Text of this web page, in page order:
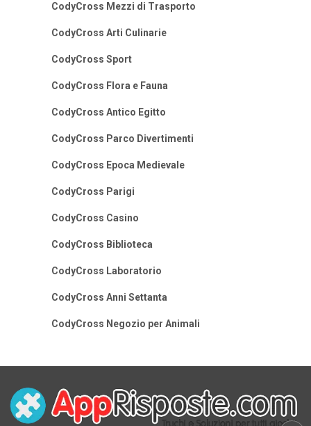
CodyCross Mezzi di Trasporto
CodyCross Arti Culinarie
CodyCross Sport
CodyCross Flora e Fauna
CodyCross Antico Egitto
CodyCross Parco Divertimenti
CodyCross Epoca Medievale
CodyCross Parigi
CodyCross Casino
CodyCross Biblioteca
CodyCross Laboratorio
CodyCross Anni Settanta
CodyCross Negozio per Animali